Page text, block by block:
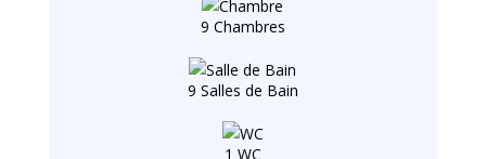
9 Chambres
9 Salles de Bain
1 WC